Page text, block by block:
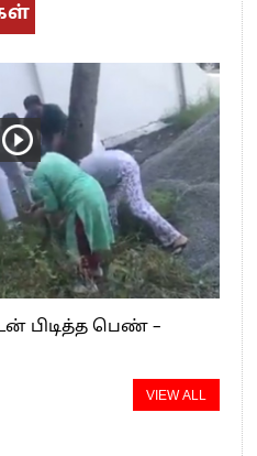
பிடித்த பெண் –
VIEW ALL